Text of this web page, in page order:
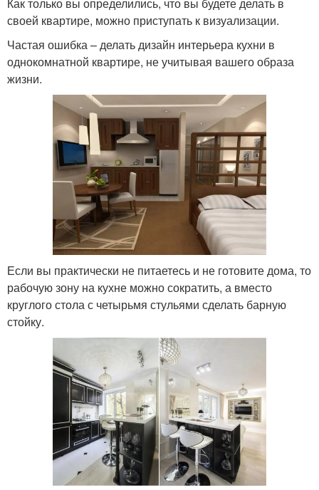
своей квартире, можно приступать к визуализации.
Частая ошибка – делать дизайн интерьера кухни в
однокомнатной квартире, не учитывая вашего образа
жизни.
Если вы практически не питаетесь и не готовите дома, то
рабочую зону на кухне можно сократить, а вместо
круглого стола с четырьмя стульями сделать барную
стойку.